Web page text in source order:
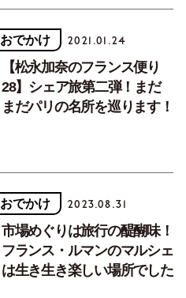
おでかけ 2021.01.24
【松永加奈のフランス便り
28】シェア旅第二弾！まだ
まだパリの名所を巡ります！
おでかけ 2023.08.31
市場めぐりは旅行の醍醐味！
フランス・ルマンのマルシェ
は生き生き楽しい場所でした